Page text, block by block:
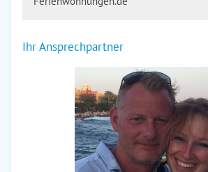
Ihr Ansprechpartner